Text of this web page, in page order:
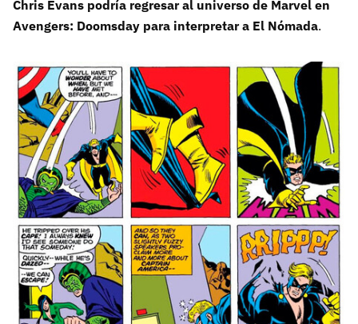
Chris Evans podría regresar al universo de Marvel en
Avengers: Doomsday para interpretar a El Nómada.